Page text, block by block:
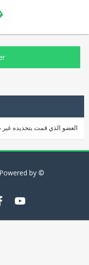
العضو الذي قمت بتحديده
© Designed by
by